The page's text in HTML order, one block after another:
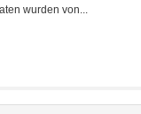
wurden von...